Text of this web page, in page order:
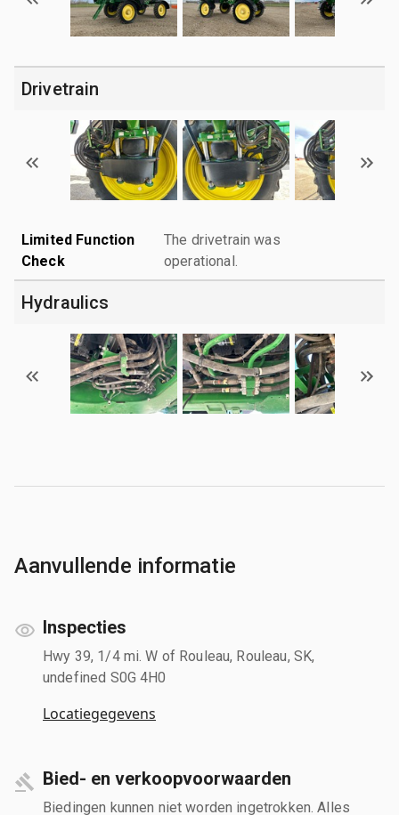
Drivetrain
Limited Function
Check
The drivetrain was
operational.
Hydraulics
Aanvullende informatie
Inspecties
Hwy 39, 1/4 mi. W of Rouleau, Rouleau, SK,
undefined S0G 4H0
Locatiegegevens
Bied- en verkoopvoorwaarden
Biedingen kunnen niet worden ingetrokken. Alles